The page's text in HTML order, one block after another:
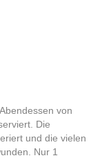
von
Die
und die vielen
Nur 1